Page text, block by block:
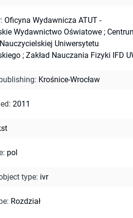
: Oficyna Wydawnicza ATUT -
Wydawnictwo Oświatowe ;
Uniwersytetu
; Zakład Nauczania Fizyki IFD
: Krośnice-Wrocław
: 2011
: pol
type: ivr
: Rozdział